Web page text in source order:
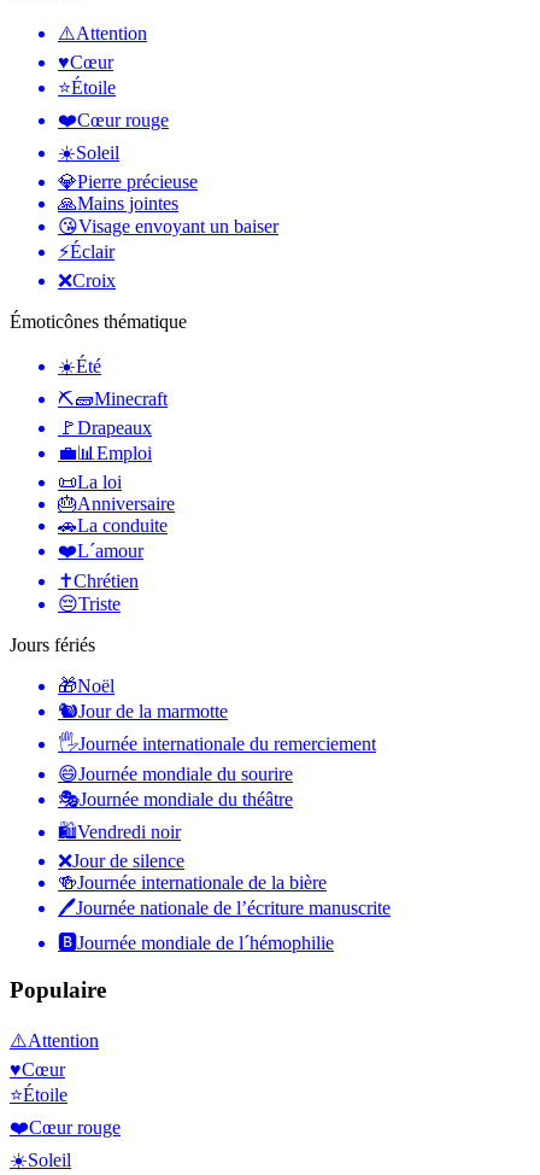
⚠️Attention
♥️Cœur
⭐Étoile
❤️Cœur rouge
☀️Soleil
💎Pierre précieuse
🙏Mains jointes
😘Visage envoyant un baiser
⚡Éclair
❌Croix
Émoticônes thématique
☀️Été
⛏🧱Minecraft
🚩Drapeaux
💼📊 Emploi
📜La loi
🎂Anniversaire
🚗La conduite
❤️L´amour
✝️Chrétien
😔Triste
Jours fériés
🎁Noël
🐿Jour de la marmotte
🖐Journée internationale du remerciement
😄Journée mondiale du sourire
🎭Journée mondiale du théâtre
🛍Vendredi noir
❌Jour de silence
🍻Journée internationale de la bière
🖊Journée nationale de l’écriture manuscrite
🅱️Journée mondiale de l´hémophilie
Populaire
⚠️Attention
♥️Cœur
⭐Étoile
❤️Cœur rouge
☀️Soleil